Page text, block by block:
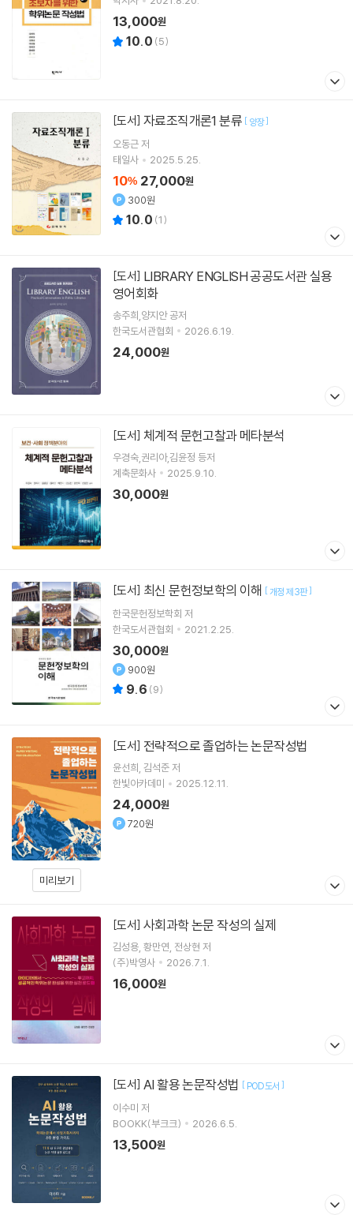
13,000원
10.0 (5)
[도서] 자료조직개론1 분류 [ 양장]
오동근저
태일사
2025.5.25.
10% 27,000원
300원
10.0 (1)
[도서]
영어회화
송주희,양지안 공저
한국도서관협회
2026.6.19.
24,000원
[도서] 체계적 문헌고찰과 메타분석
우경숙,권리아,김윤정 등저
계축문화사
2025.9.10.
30,000원
[도서] 최신 문헌정보학의 이해 [개정 제3판]
한국문헌정보학회 저
한국도서관협회
2021.2.25.
30,000원
900원
9.6 (9)
미리보기
[도서] 전략적으로 졸업하는 논문작성법
윤선희 김석준저
한빛아카데미
2025.12.11.
24,000원
720원
[도서] 사회과학 논문 작성의 실제
김성용 황만연 전상현 저
(주)박영사
2026.7.1.
16,000원
[도서] AI 활용 논문작성법 [ POD도서 ]
이수미 저
BOOKK(부크크)
2026.6.5.
13,500원